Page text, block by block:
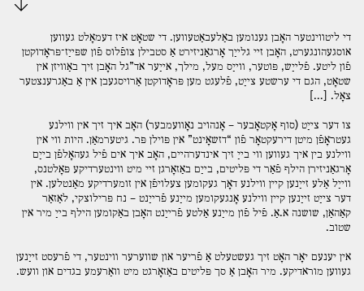
די ליטװינטער האָבן גענומען באַלעבאַטעװען. די שטאָט איז דעמאָלט געװען
אוסגעהונגערט, האָבן זײ גלײַך אָרגאַניזירט אַ סטבילן צופֿלוס פֿון שפּײַז־פּראָדוקטן
פֿון ליטע. פֿלײַש, פּוטער, װײַס מעל, מילך, אײַער אד”גל האָבן זיך באַװיזן אין
שטאָט, הגם די ערשטע צײַט, פֿלעגט מען פּראָדוקטן אַרויסגעבן אין אַ באַגרענצטער
צאָל. […]
צו דער צײַט (סוף אָקטאָבער – אָנהויב נאָװעמבער) האָב איך זיך אין װילנע
געטראָפֿן מיטן דירעקטאָר פֿון “דזשאָינט” אין פּוילן פּר. גיטערמאַן. היות װי אין
װילנע בין איך געװען װי בײַ זיך אינדערהײם, האָב איך אים פֿיל געהאָלפֿן בײַם
אָרגאַניזירן הילף פֿאַר די פּליטים, בײַם באַזאָרגן זײ מיט װינטערדיקע פּאָלטנס,
װײַל אַלע זײַנען קײן װילנע דאָך געקומען צעלויפֿן אין זומערדיקע מאַנטלען. אין
דער צײַט זײַנען קײן װילנע אָנגעקומען מײַנע פֿרײַנט – נח פּרילוצקי, לאַזאַר
קאַהאַן, שושנה א.אַ. פֿיל פֿון מײַנע אַלטע פֿרײַנט האָבן באַקומען הילף בײַ מיר אין
שטוב.
אין יענעם יאָר האָט זיך געשטעלט אַ פֿריער און שװערער װינטער, די פֿרעסט זײַנען
געװען מוראדיקע. מיר האָבן אַ סך פּליטים באַזאָרגט מיט װאַרעמע בגדים און װעש.